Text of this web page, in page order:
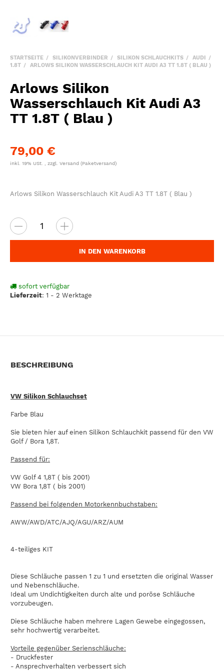
STARTSEITE SILIKONVERBINDER SILIKON SCHLAUCHKITS
AUDI
1.8T
ARLOWS SILIKON WASSERSCHLAUCH KIT AUDI A3 TT 1.8T ( BLAU )
Arlows Silikon
Wasserschlauch Kit Audi A3
TT 1.8T ( Blau )
79,00 €
inkl. 19% USt. , zzgl. Versand (Paketversand)
Arlows Silikon Wasserschlauch Kit Audi A3 TT 1.8T ( Blau )
IN DEN WARENKORB
sofort verfügbar
Lieferzeit: 1 - 2 Werktage
BESCHREIBUNG
VW Silikon Schlauchset
Farbe Blau
Sie bieten hier auf einen Silikon Schlauchkit passend für den VW
Golf / Bora 1,8T.
Passend für:
VW Golf 4 1,8T ( bis 2001)
VW Bora 1,8T ( bis 2001)
Passend bei folgenden Motorkennbuchstaben:
AWW/AWD/ATC/AJQ/AGU/ARZ/AUM
4-teiliges KIT
Diese Schläuche passen 1 zu 1 und ersetzten die original Wasser
und Nebenschläuche.
Ideal um Undichtigkeiten durch alte und poröse Schläuche
vorzubeugen.
Diese Schläuche haben mehrere Lagen Gewebe eingegossen,
sehr hochwertig verarbeitet.
Vorteile gegenüber Serienschläuche:
- Druckfester
- Ansprechverhalten verbessert sich